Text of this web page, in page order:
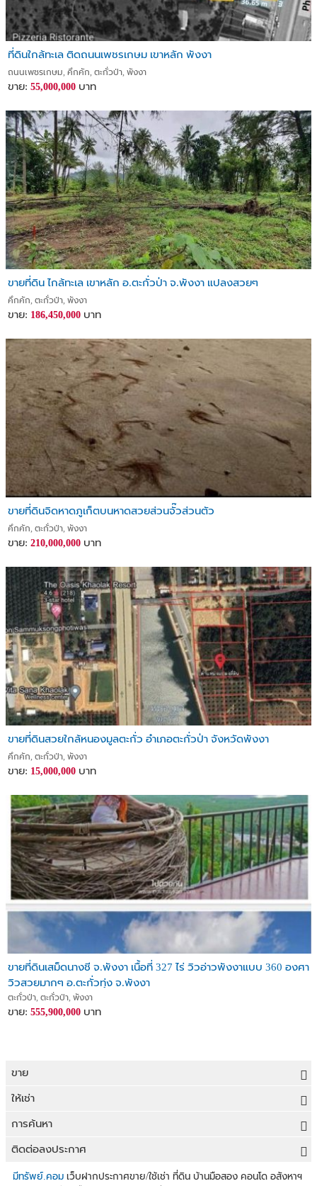
ที่ดินใกล้ทะเล ติดถนนเพชรเกษม เขาหลัก พังงา
ถนนเพชรเกษม, คึกคัก, ตะกั่วป่า, พังงา
ขาย: 55,000,000 บาท
ขายที่ดิน ไกล้ทะเล เขาหลัก อ.ตะกั่วป่า จ.พังงา แปลงสวยๆ
คึกคัก, ตะกั่วป่า, พังงา
ขาย: 186,450,000 บาท
ขายที่ดินจิดหาดภูเก็ตบนหาดสวยส่วนจั๊วส่วนตัว
คึกคัก, ตะกั่วป่า, พังงา
ขาย: 210,000,000 บาท
ขายที่ดินสวยใกล้หนองมูลตะกั่ว อำเภอตะกั่วป่า จังหวัดพังงา
คึกคัก, ตะกั่วป่า, พังงา
ขาย: 15,000,000 บาท
ขายที่ดินเสม็ดนางชี จ.พังงา เนื้อที่ 327 ไร่ วิวอ่าวพังงาแบบ 360 องศา
วิวสวยมากๆ อ.ตะกั่วทุ่ง จ.พังงา
ตะกั่วป่า, ตะกั่วป่า, พังงา
ขาย: 555,900,000 บาท
ขาย
ขายที่ดิน
ขายบ้าน
ขายคอนโด
ให้เช่า
ให้เช่าที่ดิน
ให้เช่าบ้าน
ให้เช่าคอนโด
การค้นหา
ขายที่ดิน
ประกาศขายที่ดิน
ติดต่อลงประกาศ
ลงประกาศขายฟรี
มีทรัพย์.คอม เว็บฝากประกาศขาย/ใช้เช่า ที่ดิน บ้านมือสอง คอนโด อสังหาฯ